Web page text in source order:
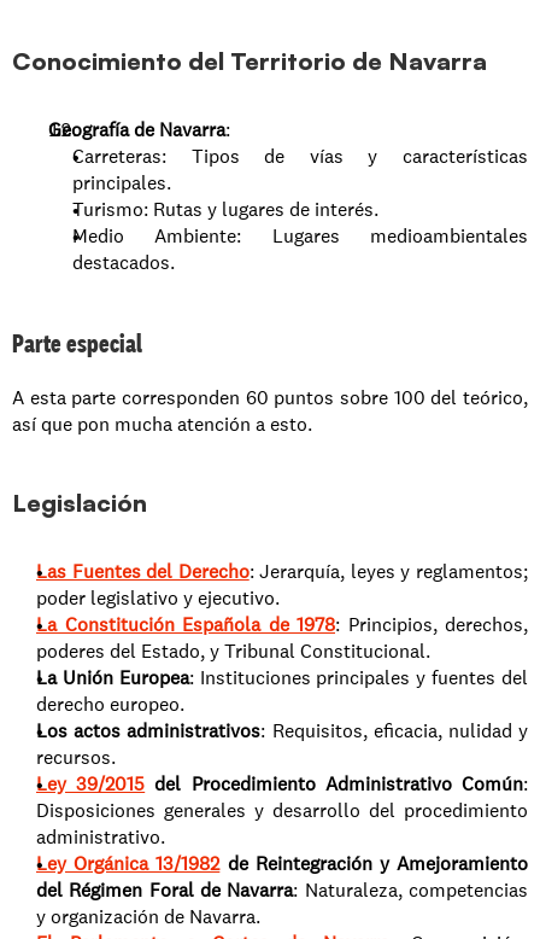
Conocimiento del Territorio de Navarra
Geografía de Navarra:
Carreteras: Tipos de vías y características
principales.
Turismo: Rutas y lugares de interés.
Medio Ambiente: Lugares medioambientales
destacados.
Parte especial
A esta parte corresponden 60 puntos sobre 100 del teórico,
así que pon mucha atención a esto.
Legislación
Las Fuentes del Derecho: Jerarquía, leyes y reglamentos;
poder legislativo y ejecutivo.
La Constitución Española de 1978: Principios, derechos,
poderes del Estado, y Tribunal Constitucional.
La Unión Europea: Instituciones principales y fuentes del
derecho europeo.
Los actos administrativos: Requisitos, eficacia, nulidad y
recursos.
Ley 39/2015 del Procedimiento Administrativo Común:
Disposiciones generales y desarrollo del procedimiento
administrativo.
Ley Orgánica 13/1982 de Reintegración y Amejoramiento
del Régimen Foral de Navarra: Naturaleza, competencias
y organización de Navarra.